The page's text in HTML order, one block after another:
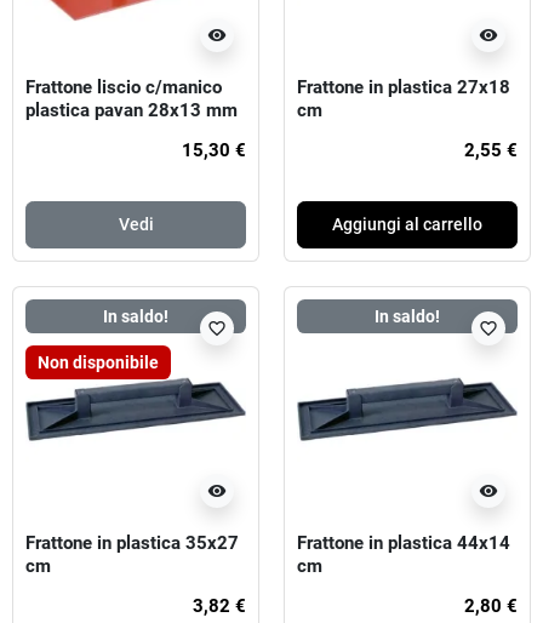
visibility
Frattone liscio c/manico
plastica pavan 28x13 mm
15,30 €
Vedi
visibility
Frattone in plastica 27x18
cm
2,55 €
Aggiungi al carrello
In saldo!
Non disponibile
visibility
favorite_border
Frattone in plastica 35x27
cm
3,82 €
In saldo!
visibility
favorite_border
Frattone in plastica 44x14
cm
2,80 €